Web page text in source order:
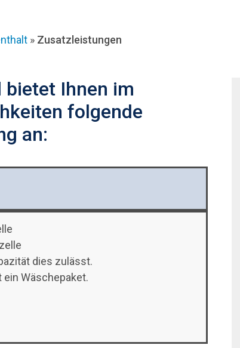
» Zusatzleistungen
bietet Ihnen im
folgende
an:
dies zulässt.
Wäschepaket.